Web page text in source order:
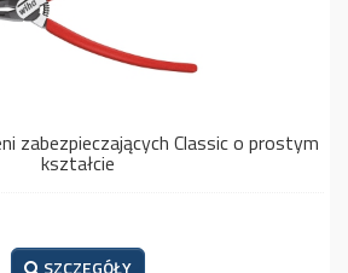
zabezpieczających Classic o prostym
kształcie
SZCZEGÓŁY